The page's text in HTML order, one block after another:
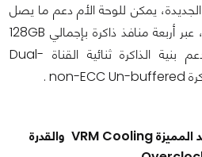
ومع دعم تقنية AMD EXPO الجديدة، يمكن للوحة الأم دعم ما يصل
حتى تردد DDR5 6666Mhz، عبر أربعة منافذ ذاكرة بإجمالي 128GB
من الذاكرة. بالاضافة إلى دعم بنية الذاكرة ثنائية القناة Dual-
نظام تبريد وحدات تنظيم الجهد المميزة VRM Cooling والقدرة